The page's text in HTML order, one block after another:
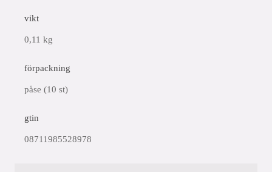
vikt
0,11 kg
förpackning
påse (10 st)
gtin
08711985528978